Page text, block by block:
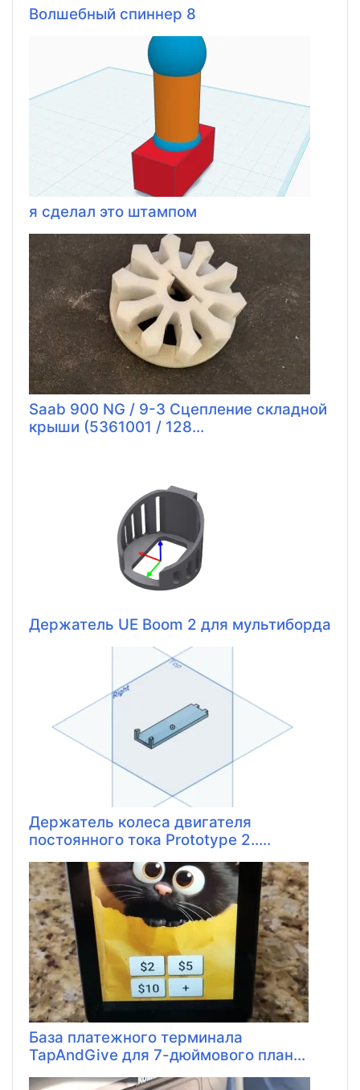
Волшебный спиннер 8
я сделал это штампом
Saab 900 NG / 9-3 Сцепление складной
крыши (5361001 / 128...
Держатель UE Boom 2 для мультиборда
Держатель колеса двигателя
постоянного тока Prototype 2.....
База платежного терминала
TapAndGive для 7-дюймового план...